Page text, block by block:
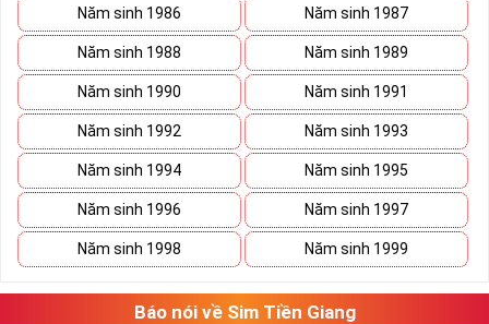
Năm sinh 1986 Năm sinh 1987
Năm sinh 1988 Năm sinh 1989
Năm sinh 1990 Năm sinh 1991
Năm sinh 1992 Năm sinh 1993
Năm sinh 1994 Năm sinh 1995
Năm sinh 1996 Năm sinh 1997
Năm sinh 1998 Năm sinh 1999
Báo nói về Sim Tiền Giang